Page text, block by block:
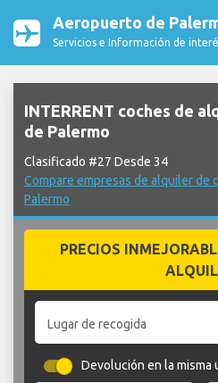
Aeropuerto de
Servicios e Información de
INTERRENT coches de
de Palermo
Clasificado #27 Desde 34
Compare empresas de alquiler de
Palermo
PRECIOS
Lugar de recogida
Devolución en la misma